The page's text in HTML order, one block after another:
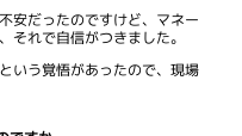
安だったのですけど、マネー
それで自信がつきました。
いう覚悟があったので、現場